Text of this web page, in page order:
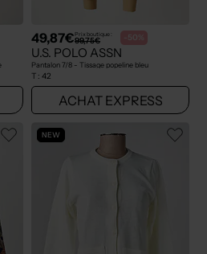
49,87€Prix boutique :
99,75€ -50%
U.S. POLO ASSN
Pantalon 7/8 - Tissage popeline bleu
T : 42
ACHAT EXPRESS
NEW